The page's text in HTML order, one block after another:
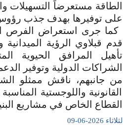
الطاقة مستعرضاً التسهيلات
على توفيرها بهدف جذب رؤوس
كما جرى استعراض الفرص
قدم قبلاوي الرؤية
تأهيل المرافق الحيوية
الشراكات الدولية وتوفير
​من جانبهم، ناقش ممثلو
القانونية واللوجستية
القطاع الخاص في مشاريع
الثلاثاء 2026-06-09